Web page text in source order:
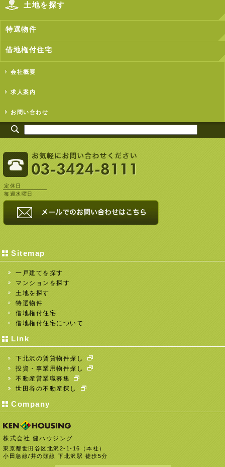
土地を探す
特選物件
借地権付住宅
会社概要
求人案内
お問い合わせ
定休日
毎週水曜日
Sitemap
一戸建てを探す
マンションを探す
土地を探す
特選物件
借地権付住宅
借地権付住宅について
Link
下北沢の賃貸物件探し
投資・事業用物件探し
不動産営業職募集
世田谷の不動産探し
Company
株式会社 健ハウジング
東京都世田谷区北沢2-1-16（本社）
小田急線/井の頭線 下北沢駅 徒歩5分